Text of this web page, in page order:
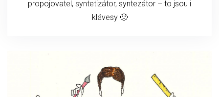
propojovatel, syntetizátor, syntezátor – to jsou i
klávesy 🙂